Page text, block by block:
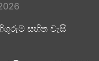
සහිත වැසි